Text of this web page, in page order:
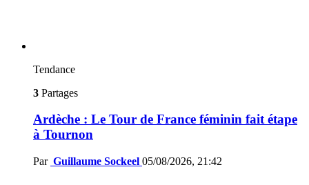
Tendance
3 Partages
Ardèche : Le Tour de France féminin fait étape
à Tournon
Par Guillaume Sockeel 05/08/2026, 21:42